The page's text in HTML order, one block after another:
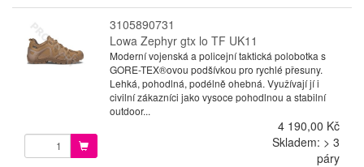
3105890731
Lowa Zephyr gtx lo TF UK11
Moderní vojenská a policejní taktická polobotka s
GORE-TEX®ovou podšívkou pro rychlé přesuny.
Lehká, pohodlná, podélně ohebná. Využívají jí i
civilní zákazníci jako vysoce pohodlnou a stabilní
outdoor...
4 190,00 Kč
Skladem: > 3
páry